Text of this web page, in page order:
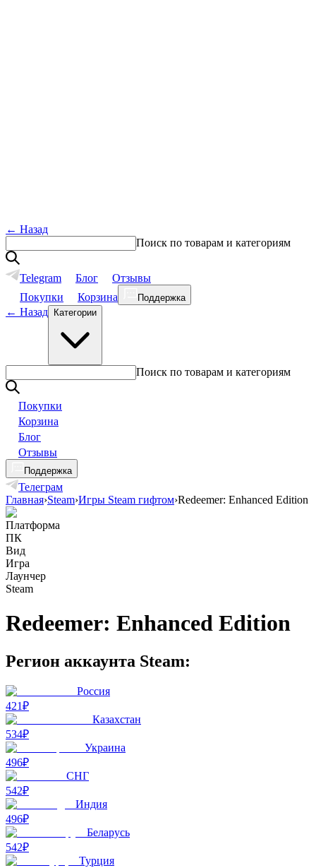
← Назад
Поиск по товарам и категориям
Telegram Блог
Отзывы
Покупки
Корзина Поддержка
← Назад Категории
Поиск по товарам и категориям
Покупки
Корзина
Блог
Отзывы
Поддержка
Телеграм
Главная›Steam›Игры Steam гифтом›Redeemer: Enhanced Edition
Платформа
ПК
Вид
Игра
Лаунчер
Steam
Redeemer: Enhanced Edition
Регион аккаунта Steam:
Россия
421₽
Казахстан
534₽
Украина
496₽
СНГ
542₽
Индия
496₽
Беларусь
542₽
Турция